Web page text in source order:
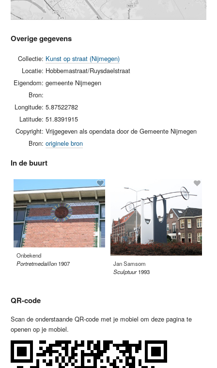
Overige gegevens
Collectie: Kunst op straat (Nijmegen)
Locatie: Hobbemastraat/Ruysdaelstraat
Eigendom: gemeente Nijmegen
Bron:
Longitude: 5.87522782
Latitude: 51.8391915
Copyright: Vrijgegeven als opendata door de Gemeente Nijmegen
Bron: originele bron
In de buurt
Onbekend
Portretmedaillon 1907
Jan Samsom
Sculptuur 1993
QR-code
Scan de onderstaande QR-code met je mobiel om deze pagina te
openen op je mobiel.